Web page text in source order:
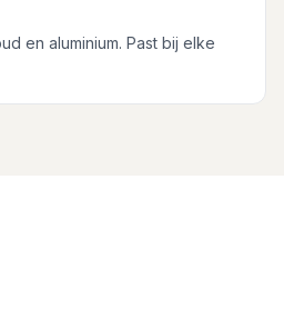
en aluminium. Past bij elke